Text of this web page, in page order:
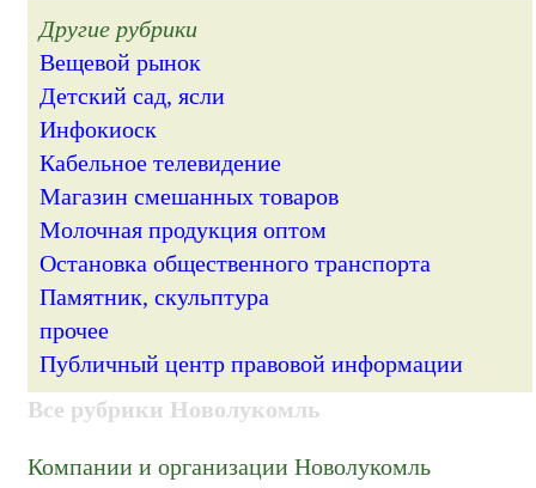
Другие рубрики
Вещевой рынок
Детский сад, ясли
Инфокиоск
Кабельное телевидение
Магазин смешанных товаров
Молочная продукция оптом
Остановка общественного транспорта
Памятник, скульптура
прочее
Публичный центр правовой информации
Все рубрики Новолукомль
Компании и организации Новолукомль